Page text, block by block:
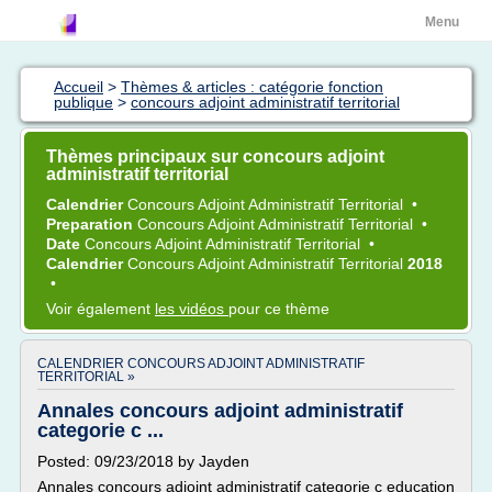
Menu
Accueil > Thèmes & articles : catégorie fonction
publique > concours adjoint administratif territorial
Thèmes principaux sur concours adjoint
administratif territorial
CalendrierConcours Adjoint Administratif Territorial •
Preparation Concours Adjoint Administratif Territorial •
Date Concours Adjoint Administratif Territorial •
CalendrierConcours Adjoint Administratif Territorial 2018
•
Voir également les vidéos pour ce thème
CALENDRIER CONCOURS ADJOINT ADMINISTRATIF
TERRITORIAL »
Annales concours adjoint administratif
categorie c ...
Posted: 09/23/2018 by Jayden
Annales concours adjoint administratif categorie c education